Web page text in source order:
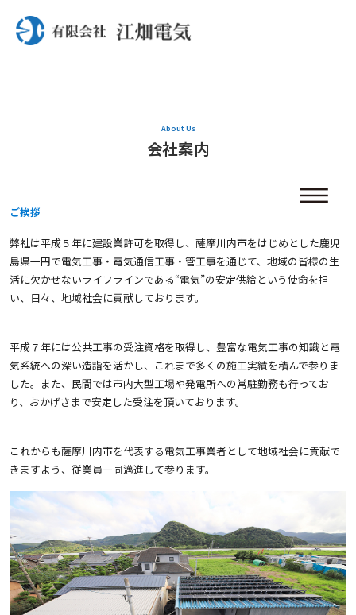
About Us
会社案内
ご挨拶
弊社は平成５年に建設業許可を取得し、薩摩川内市をはじめとした鹿児
島県一円で電気工事・電気通信工事・管工事を通じて、地域の皆様の生
活に欠かせないライフラインである“電気”の安定供給という使命を担
い、日々、地域社会に貢献しております。
平成７年には公共工事の受注資格を取得し、豊富な電気工事の知識と電
気系統への深い造詣を活かし、これまで多くの施工実績を積んで参りま
した。また、民間では市内大型工場や発電所への常駐勤務も行ってお
り、おかげさまで安定した受注を頂いております。
これからも薩摩川内市を代表する電気工事業者として地域社会に貢献で
きますよう、従業員一同邁進して参ります。